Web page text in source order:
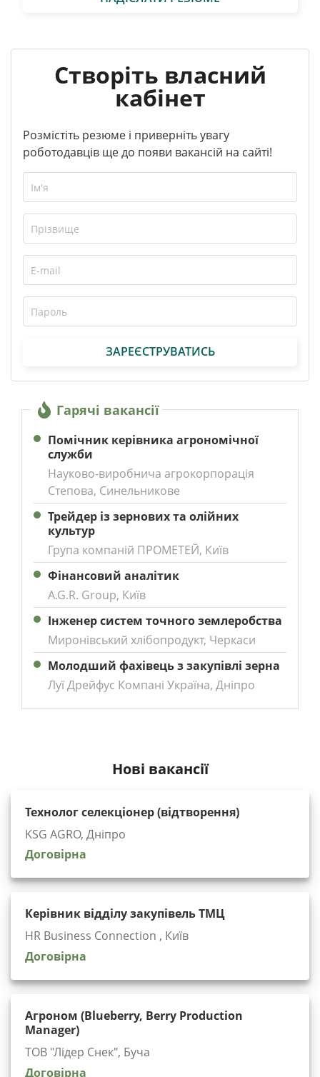
Створіть власний
кабінет
Розмістіть резюме і приверніть увагу
роботодавців ще до появи вакансій на сайті!
ЗАРЕЄСТРУВАТИСЬ
Гарячі вакансії
Помічник керівника агрономічної
служби
Науково-виробнича агрокорпорація
Степова, Синельникове
Трейдер із зернових та олійних
культур
Група компаній ПРОМЕТЕЙ, Київ
Фінансовий аналітик
A.G.R. Group, Київ
Інженер систем точного землеробства
Миронівський хлібопродукт, Черкаси
Молодший фахівець з закупівлі зерна
Луї Дрейфус Компані Україна, Дніпро
Нові вакансії
Технолог селекціонер (відтворення)
KSG AGRO, Дніпро
Договірна
Керівник відділу закупівель ТМЦ
HR Business Connection , Київ
Договірна
Агроном (Blueberry, Berry Production
Manager)
ТОВ "Лідер Снек", Буча
Договірна